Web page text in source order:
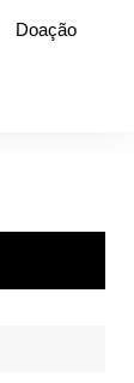
Doação